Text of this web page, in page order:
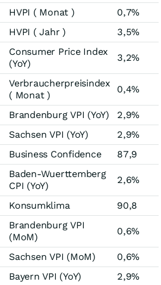
HVPI ( Monat )
0,7%
HVPI ( Jahr ) 3,5%
Consumer Price Index
(YoY)
3,2%
Verbraucherpreisindex
( Monat )
0,4%
Brandenburg VPI (YoY)
2,9%
Sachsen VPI (YoY)
2,9%
Business Confidence 87,9
Baden-Wuerttemberg
CPI (YoY)
2,6%
Konsumklima 90,8
Brandenburg VPI
(MoM)
0,6%
Sachsen VPI (MoM)
0,6%
Bayern VPI (YoY)
2,9%